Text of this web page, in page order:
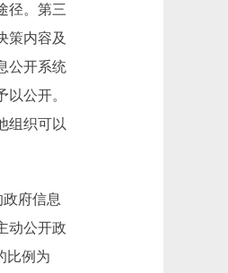
径。第三
策内容及
公开系统
公开。
组织可以
府信息
动公开政
比例为